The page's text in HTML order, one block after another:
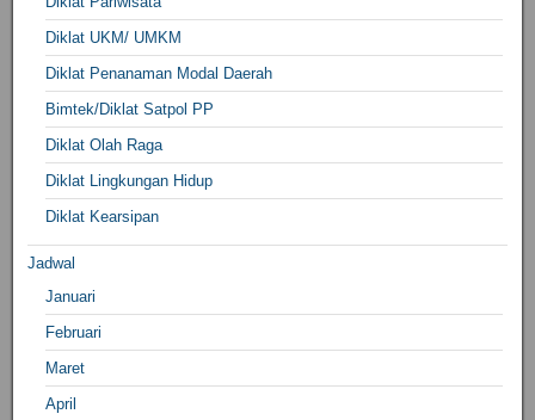
Diklat UKM/ UMKM
Diklat Penanaman Modal Daerah
Bimtek/Diklat Satpol PP
Diklat Olah Raga
Diklat Lingkungan Hidup
Diklat Kearsipan
Jadwal
Januari
Februari
Maret
April